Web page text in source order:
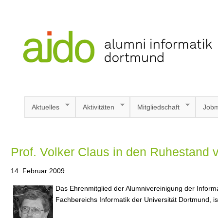
Aktuelles Aktivitäten Mitgliedschaft
Prof. Volker Claus in den Ruhestand
14. Februar 2009
Das Ehrenmitglied der Alumnivereinigung der
Fachbereichs Informatik der Universität Dortmund,